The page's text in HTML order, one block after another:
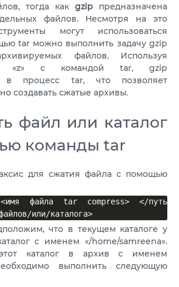
тогда как gzip предназначена
файлов. Несмотря на это
могут использоваться
tar можно выполнить задачу gzip
файлов. Используя
«z» с командой tar, gzip
в процесс tar, что позволяет
создавать сжатые архивы.
файл или каталог
команды tar
для сжатия файла с помощью
файла tar compress> </путь
или/каталога>
что в текущем каталоге у
с именем «/home/samreena».
каталог в архив с именем
выполнить следующую